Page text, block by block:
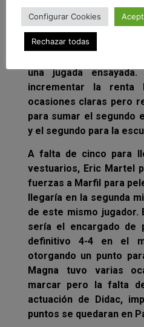
Cinco minutos de
un 3-1, resultado que
ecuador de la primera
una jugada
incrementar la renta
ocasiones claras pero
para sumar el segundo
y el segundo para la
A falta de cinco para
vestuarios, Eric Martel
fuerzas a Marfil para
llegaría en la segunda
de este mismo jugador.
sería el encargado de
definitivo 4-4 en el
otorgando un punto
Magna tuvo varias
marcar pero la falta
actuación de Didac,
puntos se quedaran en
Configurar Cookies
Rechazar todas